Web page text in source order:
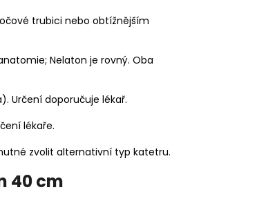
trubici nebo obtížnějším
Nelaton je rovný. Oba
Určení doporučuje lékař.
lékaře.
zvolit alternativní typ katetru.
40 cm